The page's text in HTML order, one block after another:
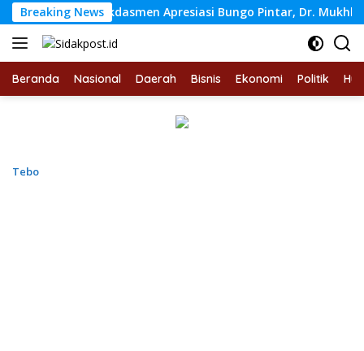
Langsung
ke
konten
Breaking News
Wamen Dikdasmen Apresiasi Bungo Pintar, Dr. Mukhlisin:
Beranda Nasional Daerah Bisnis Ekonomi Politik
Tebo